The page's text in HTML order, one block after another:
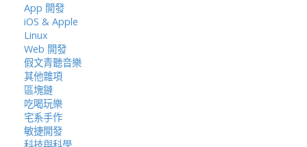
App 開發
iOS & Apple
Linux
Web 開發
假文青聽音樂
其他雜項
區塊鏈
吃喝玩樂
宅系手作
敏捷開發